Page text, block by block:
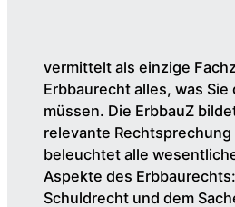
vermittelt als einzige
Erbbaurecht alles, was Sie
müssen. Die ErbbauZ
relevante Rechtsprechung
beleuchtet alle
Aspekte des
Schuldrecht und dem